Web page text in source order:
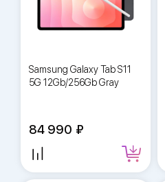
Samsung Galaxy Tab S11
5G 12Gb/256Gb Gray
84 990